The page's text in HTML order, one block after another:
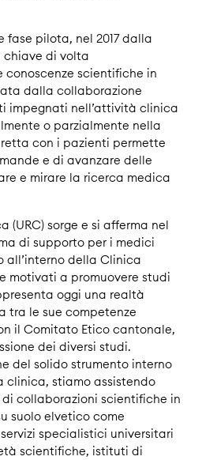
fase pilota, nel 2017 dalla
chiave di volta
conoscenze scientifiche in
dalla collaborazione
impegnati nell’attività clinica
o parzialmente nella
con i pazienti permette
e di avanzare delle
e mirare la ricerca medica
(URC) sorge e si afferma nel
di supporto per i medici
all’interno della Clinica
motivati a promuovere studi
oggi una realtà
tra le sue competenze
il Comitato Etico cantonale,
dei diversi studi.
del solido strumento interno
clinica, stiamo assistendo
collaborazioni scientifiche in
suolo elvetico come
specialistici universitari
scientifiche, istituti di